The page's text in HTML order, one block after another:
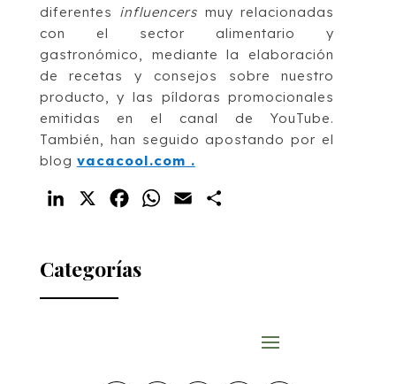
diferentes influencers muy relacionadas
con el sector alimentario y
gastronómico, mediante la elaboración
de recetas y consejos sobre nuestro
producto, y las píldoras promocionales
emitidas en el canal de YouTube.
También, han seguido apostando por el
blog vacacool.com .
LinkedIn FacebookWhatsApp
Email
Categorías